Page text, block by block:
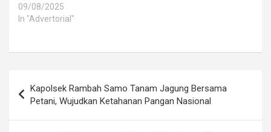
09/08/2025
In "Advertorial"
navigation
Kapolsek Rambah Samo Tanam Jagung Bersama
Petani, Wujudkan Ketahanan Pangan Nasional